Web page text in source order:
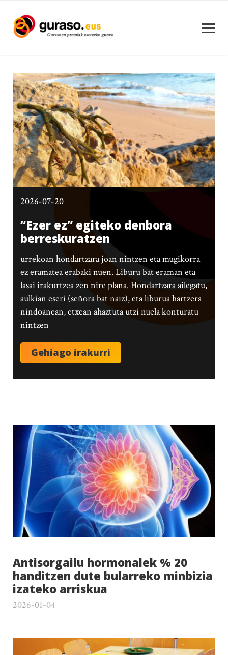
2026-07-20
“Ezer ez” egiteko denbora
berreskuratzen
urrekoan hondartzara joan nintzen eta mugikorra
ez eramatea erabaki nuen. Liburu bat eraman eta
lasai irakurtzea zen nire plana. Hondartzara ailegatu,
aulkian eseri (señora bat naiz), eta liburua hartzera
nindoanean, etxean ahaztuta utzi nuela konturatu
nintzen
Antisorgailu hormonalek % 20
handitzen dute bularreko minbizia
izateko arriskua
2026-01-04